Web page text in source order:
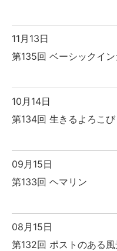
11月13日
第135回 ベーシックイ
10月14日
第134回 生きるよろこび
09月15日
第133回 ヘマリン
08月15日
第132回 ポストのある